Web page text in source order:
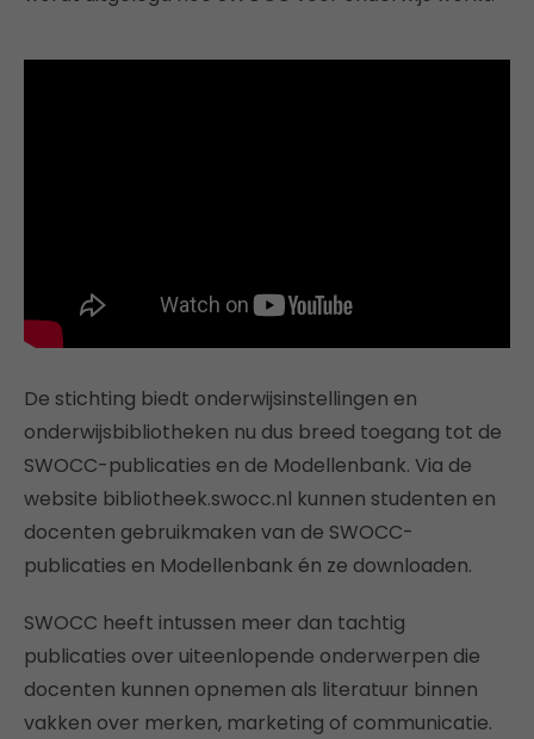
De stichting biedt onderwijsinstellingen en
onderwijsbibliotheken nu dus breed toegang tot de
SWOCC-publicaties en de Modellenbank. Via de
website bibliotheek.swocc.nl kunnen studenten en
docenten gebruikmaken van de SWOCC-
publicaties en Modellenbank én ze downloaden.
SWOCC heeft intussen meer dan tachtig
publicaties over uiteenlopende onderwerpen die
docenten kunnen opnemen als literatuur binnen
vakken over merken, marketing of communicatie.